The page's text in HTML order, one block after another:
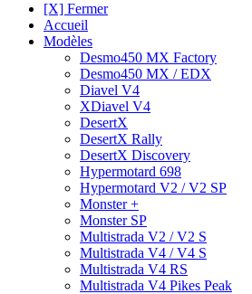
[X] Fermer
Accueil
Modèles
Desmo450 MX Factory
Desmo450 MX / EDX
Diavel V4
XDiavel V4
DesertX
DesertX Rally
DesertX Discovery
Hypermotard 698
Hypermotard V2 / V2 SP
Monster +
Monster SP
Multistrada V2 / V2 S
Multistrada V4 / V4 S
Multistrada V4 RS
Multistrada V4 Pikes Peak